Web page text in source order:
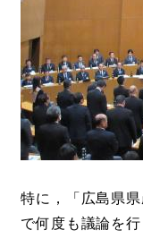
特に，「広島県
で何度も議論を